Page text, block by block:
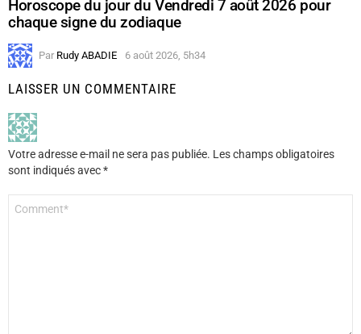
Horoscope du jour du Vendredi 7 août 2026 pour
chaque signe du zodiaque
Par Rudy ABADIE 6 août 2026, 5h34
LAISSER UN COMMENTAIRE
Votre adresse e-mail ne sera pas publiée. Les champs obligatoires
sont indiqués avec*